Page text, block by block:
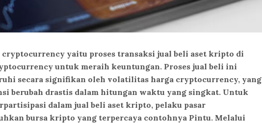
cryptocurrency yaitu proses transaksi jual beli aset kripto di
untuk meraih keuntungan. Proses jual beli ini
secara signifikan oleh volatilitas harga cryptocurrency, yang
berubah drastis dalam hitungan waktu yang singkat. Untuk
dalam jual beli aset kripto, pelaku pasar
bursa kripto yang terpercaya contohnya Pintu. Melalui